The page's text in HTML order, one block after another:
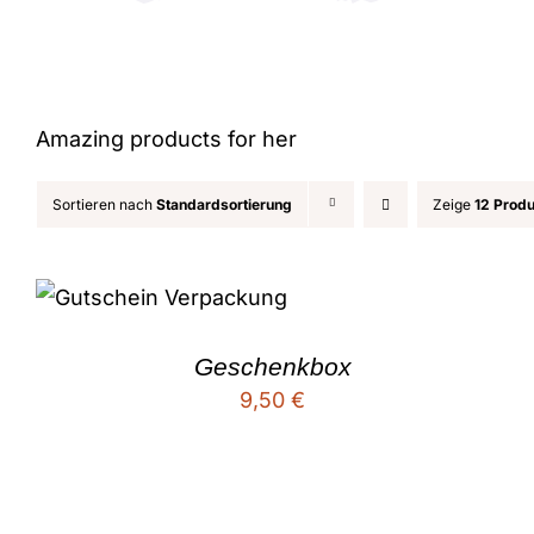
Amazing products for her
Sortieren nach Standardsortierung Zeige 12
Geschenkbox
9,50€